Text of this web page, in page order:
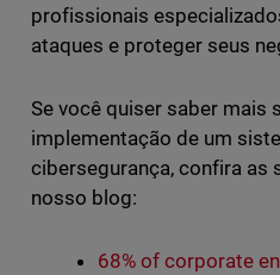
profissionais
ataques e proteger seus
Se você quiser saber mais
implementação de um
cibersegurança, confira as
nosso blog:
68% of corporate